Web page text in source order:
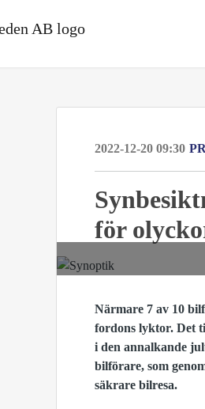
2022-12-20 09:30
för
Närmare 7 av 10
fordons lyktor. Det
i den annalkande
bilförare, som
säkrare bilresa.